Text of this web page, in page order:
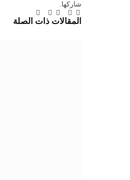
شاركها.
فيسبوك
تويتربينتيريست
لينكدإن
Tumblr
تيلقرام
البريد
الإلكتروني
المقالات ذات الصلة